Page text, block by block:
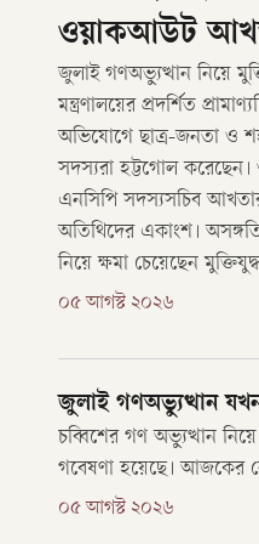
ওয়াকআউট
জুলাই গণঅভ্যুত্থান নিয়ে
মন্ত্রণালয়ের প্রদর্শিত
অভিযোগে ছাত্র-জনতা ও
সদস্যরা হট্টগোল
এনসিপি সদস্যসচিব
অতিথিদের একাংশ।
নিয়ে ক্ষমা চেয়েছেন
০৫ আগস্ট ২০২৬
জুলাই গণঅভ্যুত্থান
চব্বিশের গণ অভ্যুত্থান
গবেষণা হয়েছে। আজকের
পরবর্তী তিনটি গবেষণা
০৫ আগস্ট ২০২৬